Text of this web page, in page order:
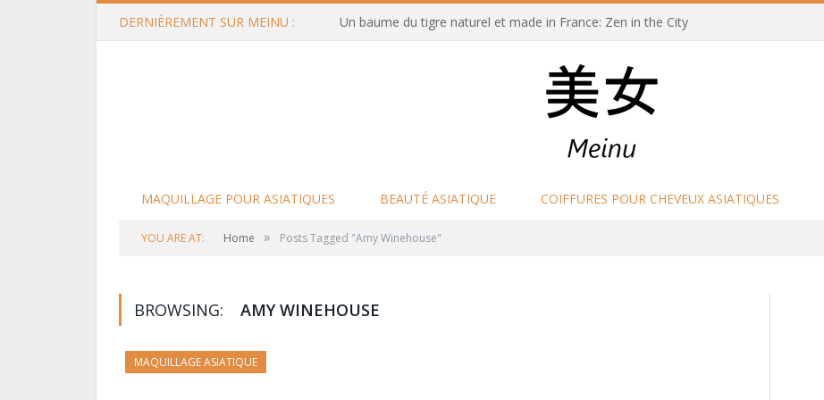
DERNIÈREMENT SUR MEINU : Un baume du tigre naturel et made in France: Zen in the City
MAQUILLAGE POUR ASIATIQUES BEAUTÉ ASIATIQUE COIFFURES POUR CHEVEUX ASIATIQUES
YOU ARE AT: Home » Posts Tagged "Amy Winehouse"
BROWSING: AMY WINEHOUSE
MAQUILLAGE ASIATIQUE